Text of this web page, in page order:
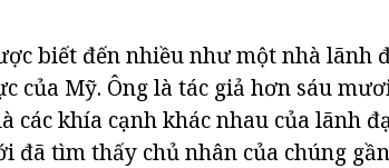
biết đến nhiều như một nhà lãnh
của Mỹ. Ông là tác giả hơn sáu
các khía cạnh khác nhau của lãnh
đã tìm thấy chủ nhân của chúng